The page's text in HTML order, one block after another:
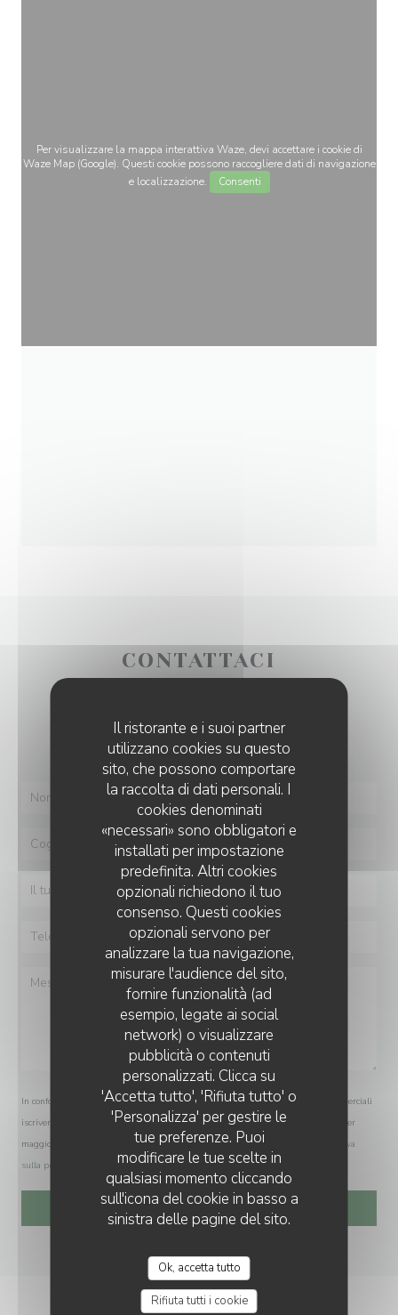
Il ristorante e i suoi partner
utilizzano cookies su questo
sito, che possono comportare
la raccolta di dati personali. I
cookies denominati
«necessari» sono obbligatori e
installati per impostazione
predefinita. Altri cookies
opzionali richiedono il tuo
consenso. Questi cookies
opzionali servono per
analizzare la tua navigazione,
misurare l'audience del sito,
fornire funzionalità (ad
esempio, legate ai social
network) o visualizzare
pubblicità o contenuti
personalizzati. Clicca su
'Accetta tutto', 'Rifiuta tutto' o
'Personalizza' per gestire le
tue preferenze. Puoi
modificare le tue scelte in
qualsiasi momento cliccando
sull'icona del cookie in basso a
sinistra delle pagine del sito.
Ok, accetta tutto
Rifiuta tutti i cookie
Per visualizzare la mappa interattiva Waze, devi accettare i cookie di
Waze Map (Google). Questi cookie possono raccogliere dati di navigazione
e localizzazione.
Consenti
CONTATTACI
Compila il modulo sottostante!
In conformità al Codice del Consumo, hai il diritto di opporti alle chiamate commerciali
iscrivendoti al Registro Pubblico delle Opposizioni:registrodelleopposizioni.it
. Per
maggiori informazioni sul trattamento dei tuoi dati, consulta la nostra
informativa
sulla privacy
LE PETIT VILLIERS